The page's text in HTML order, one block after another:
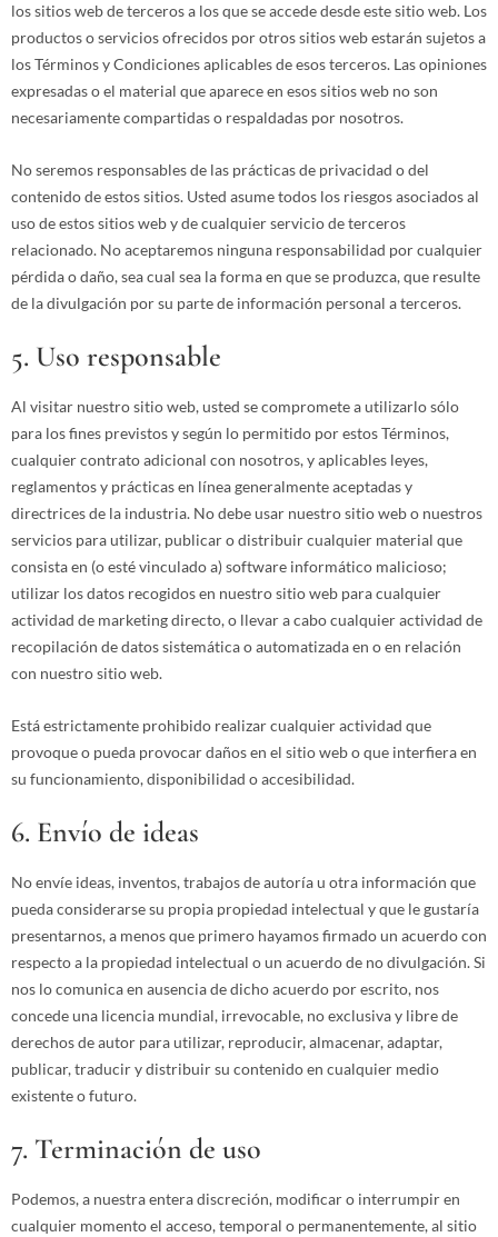
los sitios web de terceros a los que se accede desde este sitio web. Los
productos o servicios ofrecidos por otros sitios web estarán sujetos a
los Términos y Condiciones aplicables de esos terceros. Las opiniones
expresadas o el material que aparece en esos sitios web no son
necesariamente compartidas o respaldadas por nosotros.
No seremos responsables de las prácticas de privacidad o del
contenido de estos sitios. Usted asume todos los riesgos asociados al
uso de estos sitios web y de cualquier servicio de terceros
relacionado. No aceptaremos ninguna responsabilidad por cualquier
pérdida o daño, sea cual sea la forma en que se produzca, que resulte
de la divulgación por su parte de información personal a terceros.
5. Uso responsable
Al visitar nuestro sitio web, usted se compromete a utilizarlo sólo
para los fines previstos y según lo permitido por estos Términos,
cualquier contrato adicional con nosotros, y aplicables leyes,
reglamentos y prácticas en línea generalmente aceptadas y
directrices de la industria. No debe usar nuestro sitio web o nuestros
servicios para utilizar, publicar o distribuir cualquier material que
consista en (o esté vinculado a) software informático malicioso;
utilizar los datos recogidos en nuestro sitio web para cualquier
actividad de marketing directo, o llevar a cabo cualquier actividad de
recopilación de datos sistemática o automatizada en o en relación
con nuestro sitio web.
Está estrictamente prohibido realizar cualquier actividad que
provoque o pueda provocar daños en el sitio web o que interfiera en
su funcionamiento, disponibilidad o accesibilidad.
6. Envío de ideas
No envíe ideas, inventos, trabajos de autoría u otra información que
pueda considerarse su propia propiedad intelectual y que le gustaría
presentarnos, a menos que primero hayamos firmado un acuerdo con
respecto a la propiedad intelectual o un acuerdo de no divulgación. Si
nos lo comunica en ausencia de dicho acuerdo por escrito, nos
concede una licencia mundial, irrevocable, no exclusiva y libre de
derechos de autor para utilizar, reproducir, almacenar, adaptar,
publicar, traducir y distribuir su contenido en cualquier medio
existente o futuro.
7. Terminación de uso
Podemos, a nuestra entera discreción, modificar o interrumpir en
cualquier momento el acceso, temporal o permanentemente, al sitio